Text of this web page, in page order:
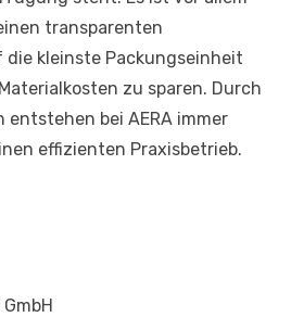
transparenten
die kleinste Packungseinheit
zu sparen. Durch
entstehen bei AERA immer
effizienten Praxisbetrieb.